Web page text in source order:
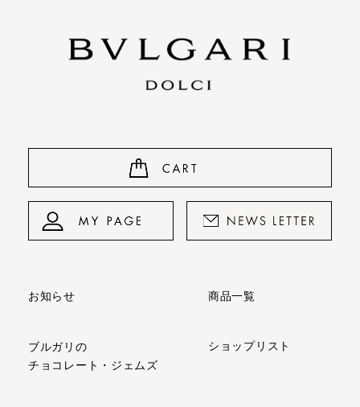
お知らせ 商品一覧
ブルガリの
チョコレート・ジェムズ
ショップリスト